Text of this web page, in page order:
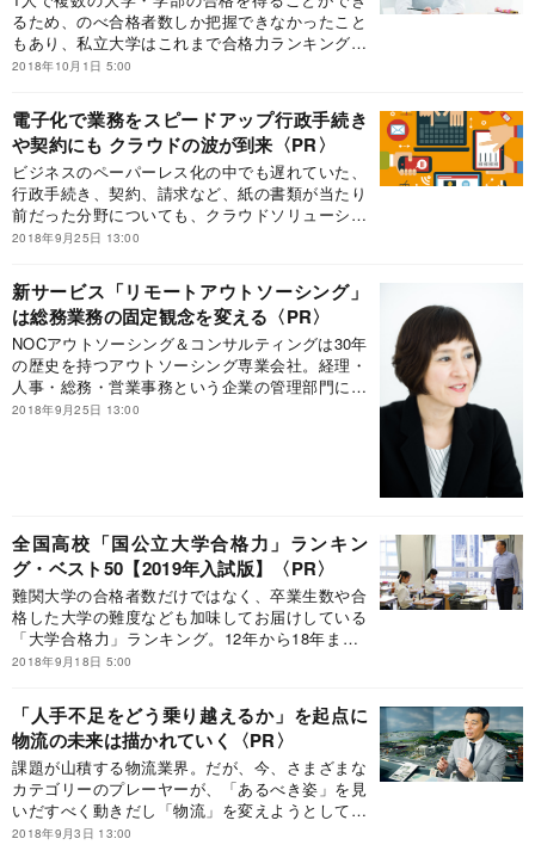
るため、のべ合格者数しか把握できなかったこと
もあり、私立大学はこれまで合格力ランキングの
対象としてこなかったが、『ダイヤモンド・セレ
ンキング 2019年入試版』では今回初めて、「難
関私立大学合格力」を算出した。
2018年10月1日 5:00
電子化で業務をスピードアップ行政手続き
や契約にも クラウドの波が到来
ビジネスのペーパーレス化の中でも遅れていた、
行政手続き、契約、請求など、紙の書類が当たり
前だった分野についても、クラウドソリューショ
ンの活用が本格化しつつある。背景には、行政手
な流れがある。
2018年9月25日 13:00
新サービス「リモートアウトソーシング」
は総務業務の固定観念を変える
NOCアウトソーシング＆コンサルティングは30年
の歴史を持つアウトソーシング専業会社。経理・
人事・総務・営業事務という企業の管理部門に特
化してアウトソーシングを提供している。同社の
現できる、総務の業務を“リモート化”する画期的
なサービスである。
2018年9月25日 13:00
全国高校「国公立大学合格力」ランキン
グ・ベスト50【2019年入試版】
難関大学の合格者数だけではなく、卒業生数や合
格した大学の難度なども加味してお届けしている
「大学合格力」ランキング。12年から18年まで7
回のベスト校を見比べると、進学校の変遷の様子
インした。
2018年9月18日 5:00
「人手不足をどう乗り越えるか」を起点に
物流の未来は描かれていく
課題が山積する物流業界。だが、今、さまざまな
カテゴリーのプレーヤーが、「あるべき姿」を見
いだすべく動きだし「物流」を変えようとしてい
る。未来の物流業界はどんな姿になっていくの
2018年9月3日 13:00